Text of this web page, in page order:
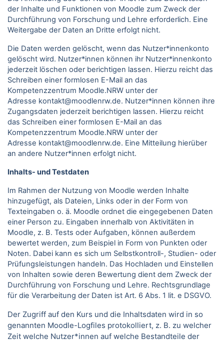
der Inhalte und Funktionen von Moodle zum Zweck der
Durchführung von Forschung und Lehre erforderlich. Eine
Weitergabe der Daten an Dritte erfolgt nicht.
Die Daten werden gelöscht, wenn das Nutzer*innenkonto
gelöscht wird. Nutzer*innen können ihr Nutzer*innenkonto
jederzeit löschen oder berichtigen lassen. Hierzu reicht das
Schreiben einer formlosen E-Mail an das
Kompetenzzentrum Moodle.NRW unter der
Adresse kontakt@moodlenrw.de. Nutzer*innen können ihre
Zugangsdaten jederzeit berichtigen lassen. Hierzu reicht
das Schreiben einer formlosen E-Mail an das
Kompetenzzentrum Moodle.NRW unter der
Adresse kontakt@moodlenrw.de. Eine Mitteilung hierüber
an andere Nutzer*innen erfolgt nicht.
Inhalts- und Testdaten
Im Rahmen der Nutzung von Moodle werden Inhalte
hinzugefügt, als Dateien, Links oder in der Form von
Texteingaben o. ä. Moodle ordnet die eingegebenen Daten
einer Person zu. Eingaben innerhalb von Aktivitäten in
Moodle, z. B. Tests oder Aufgaben, können außerdem
bewertet werden, zum Beispiel in Form von Punkten oder
Noten. Dabei kann es sich um Selbstkontroll-, Studien- oder
Prüfungsleistungen handeln. Das Hochladen und Einstellen
von Inhalten sowie deren Bewertung dient dem Zweck der
Durchführung von Forschung und Lehre. Rechtsgrundlage
für die Verarbeitung der Daten ist Art. 6 Abs. 1 lit. e DSGVO.
Der Zugriff auf den Kurs und die Inhaltsdaten wird in so
genannten Moodle-Logfiles protokolliert, z. B. zu welcher
Zeit welche Nutzer*innen auf welche Bestandteile der